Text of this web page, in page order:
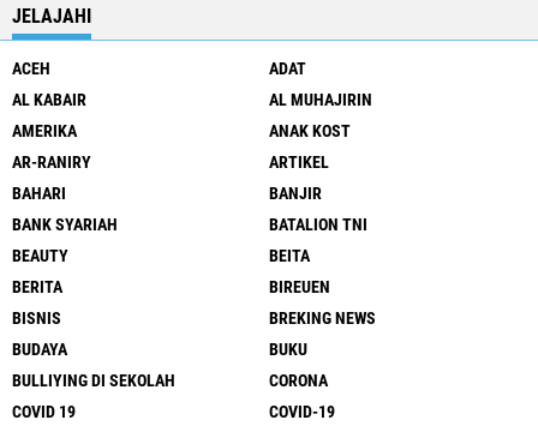
JELAJAHI
ACEH
ADAT
AL KABAIR
AL MUHAJIRIN
AMERIKA
ANAK KOST
AR-RANIRY
ARTIKEL
BAHARI
BANJIR
BANK SYARIAH
BATALION TNI
BEAUTY
BEITA
BERITA
BIREUEN
BISNIS
BREKING NEWS
BUDAYA
BUKU
BULLIYING DI SEKOLAH
CORONA
COVID 19
COVID-19